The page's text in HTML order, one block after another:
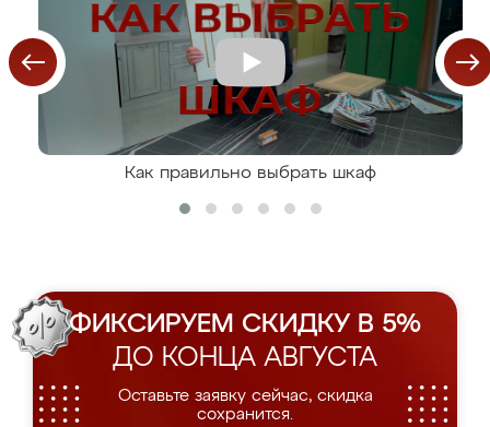
Как правильно выбрать шкаф
ФИКСИРУЕМ СКИДКУ В 5%
ДО КОНЦА АВГУСТА
Оставьте заявку сейчас, скидка
сохранится.